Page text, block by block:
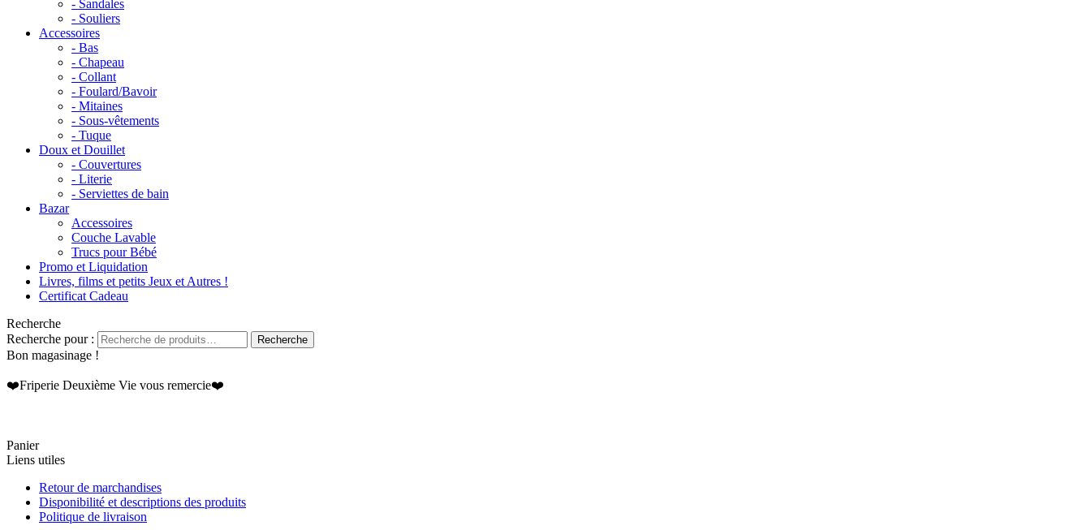
- Sandales
- Souliers
Accessoires
- Bas
- Chapeau
- Collant
- Foulard/Bavoir
- Mitaines
- Sous-vêtements
- Tuque
Doux et Douillet
- Couvertures
- Literie
- Serviettes de bain
Bazar
Accessoires
Couche Lavable
Trucs pour Bébé
Promo et Liquidation
Livres, films et petits Jeux et Autres !
Certificat Cadeau
Recherche
Recherche pour :
Recherche
Bon magasinage !
❤️Friperie Deuxième Vie vous remercie❤️
Panier
Liens utiles
Retour de marchandises
Disponibilité et descriptions des produits
Politique de livraison